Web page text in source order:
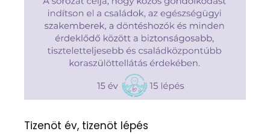
Tizenöt év, tizenöt lépés